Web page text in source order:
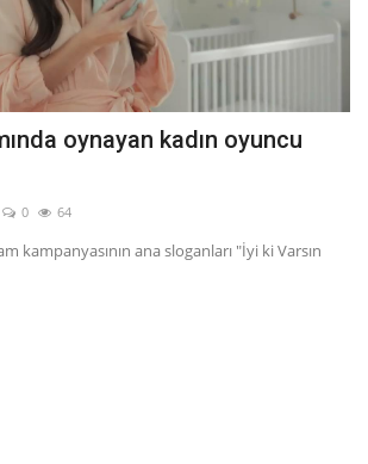
oynayan kadın oyuncu
0 64
kampanyasının ana sloganları "İyi ki Varsın